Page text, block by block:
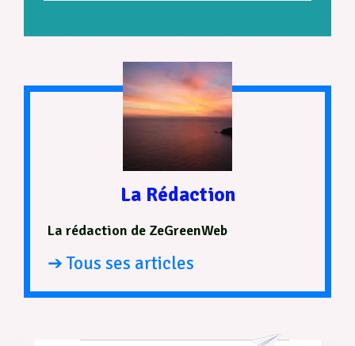
La Rédaction
La rédaction de ZeGreenWeb
➔ Tous ses articles